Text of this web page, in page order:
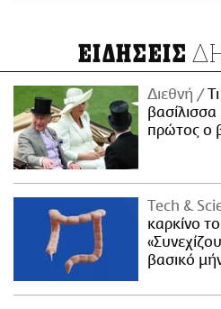
ΕΙΔΗΣΕΙΣ
Διεθνή
βασίλισσα
πρώτος ο
Τech &
καρκίνο
βασικό